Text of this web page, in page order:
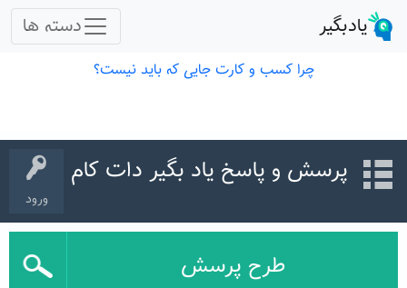
ورود
پرسش و پاسخ یاد بگیر دات کام
طرح پرسش